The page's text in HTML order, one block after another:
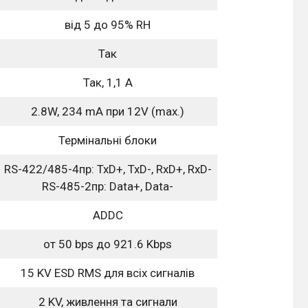
від 5 до 95% RH
Так
Так, 1,1 А
2.8W, 234 mA при 12V (max.)
Термінальні блоки
RS-422/485-4пр: TxD+, TxD-, RxD+, RxD-
RS-485-2пр: Data+, Data-
ADDC
от 50 bps до 921.6 Kbps
15 KV ESD RMS для всіх сигналів
2 KV, живлення та сигнали